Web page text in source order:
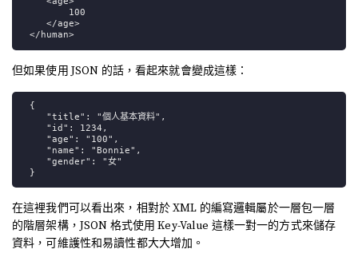
100
</age>
</human>
但如果使用 JSON 的話，看起來就會變成這樣：
{
"title": "個人基本資料",
"id": 1234,
"age": "100",
"name": "Bonnie",
"gender": "女"
}
在這裡我們可以看出來，相對於 XML 的編寫邏輯屬於一層包一層
的階層架構，JSON 格式使用 Key-Value 這樣一對一的方式來儲存
資料，可維護性和易讀性都大大增加。